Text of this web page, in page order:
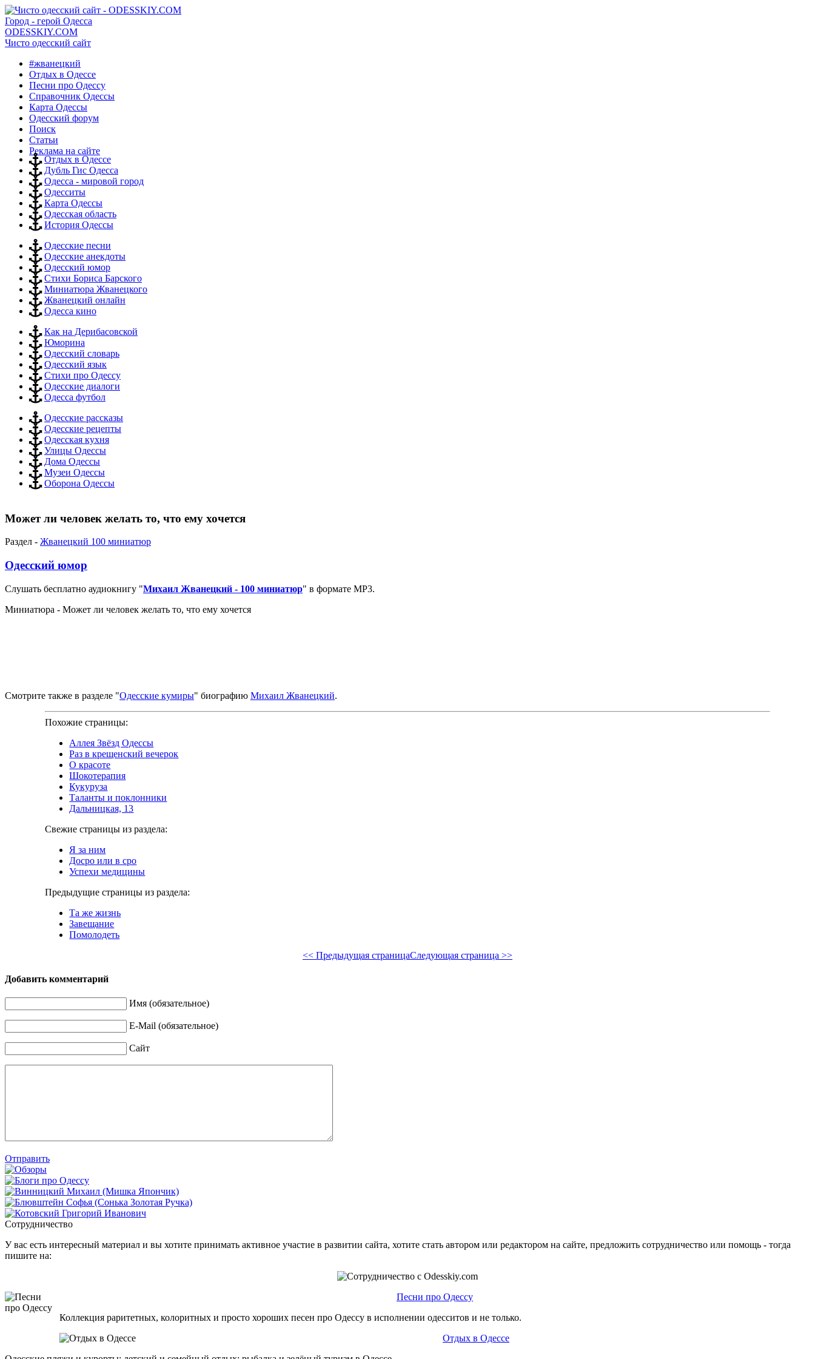
Город - герой Одесса
ODESSKIY.COM
Чисто одесский сайт
#жванецкий
Отдых в Одессе
Песни про Одессу
Справочник Одессы
Карта Одессы
Одесский форум
Поиск
Статьи
Реклама на сайте
Отдых в Одессе
Дубль Гис Одесса
Одесса - мировой город
Одесситы
Карта Одессы
Одесская область
История Одессы
Одесские песни
Одесские анекдоты
Одесский юмор
Стихи Бориса Барского
Миниатюра Жванецкого
Жванецкий онлайн
Одесса кино
Как на Дерибасовской
Юморина
Одесский словарь
Одесский язык
Стихи про Одессу
Одесские диалоги
Одесса футбол
Одесские рассказы
Одесские рецепты
Одесская кухня
Улицы Одессы
Дома Одессы
Музеи Одессы
Оборона Одессы
Может ли человек желать то, что ему хочется
Раздел - Жванецкий 100 миниатюр
Одесский юмор
Слушать бесплатно аудиокнигу "Михаил Жванецкий - 100 миниатюр" в формате MP3.
Миниатюра - Может ли человек желать то, что ему хочется
Смотрите также в разделе "Одесские кумиры" биографию Михаил Жванецкий.
Похожие страницы:
Аллея Звёзд Одессы
Раз в крещенский вечерок
О красоте
Шокотерапия
Кукуруза
Таланты и поклонники
Дальницкая, 13
Свежие страницы из раздела:
Я за ним
Досро или в сро
Успехи медицины
Предыдущие страницы из раздела:
Та же жизнь
Завещание
Помолодеть
<< Предыдущая страницаСледующая страница >>
Добавить комментарий
Имя (обязательное)
E-Mail (обязательное)
Сайт
Отправить
Сотрудничество
У вас есть интересный материал и вы хотите принимать активное участие в развитии сайта, хотите стать автором или редактором на сайте, предложить сотрудничество или помощь - тогда
пишите на:
Песни про Одессу
Коллекция раритетных, колоритных и просто хороших песен про Одессу в исполнении одесситов и не только.
Отдых в Одессе